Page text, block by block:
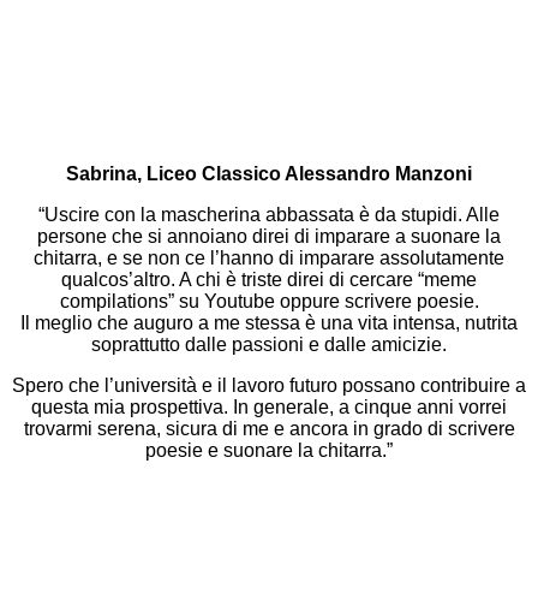
Sabrina, Liceo Classico Alessandro Manzoni
“Uscire con la mascherina abbassata è da stupidi. Alle
persone che si annoiano direi di imparare a suonare la
chitarra, e se non ce l’hanno di imparare assolutamente
qualcos’altro. A chi è triste direi di cercare “meme
compilations” su Youtube oppure scrivere poesie.
Il meglio che auguro a me stessa è una vita intensa, nutrita
soprattutto dalle passioni e dalle amicizie.
Spero che l’università e il lavoro futuro possano contribuire a
questa mia prospettiva. In generale, a cinque anni vorrei
trovarmi serena, sicura di me e ancora in grado di scrivere
poesie e suonare la chitarra.”